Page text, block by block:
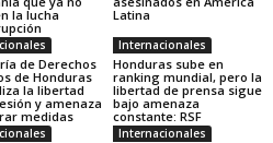
la lucha
Latina
de Derechos
de Honduras
la libertad
y amenaza
medidas
Internacionales
Honduras sube en
ranking mundial, pero la
libertad de prensa sigue
bajo amenaza
constante: RSF
Internacionales